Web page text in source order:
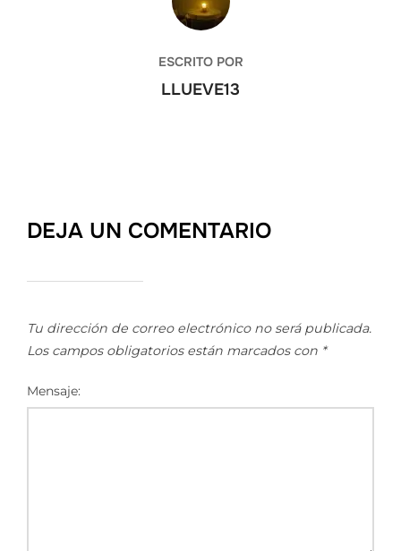
ESCRITO POR
LLUEVE13
DEJA UN COMENTARIO
Tu dirección de correo electrónico no será publicada.
Los campos obligatorios están marcados con *
Mensaje: